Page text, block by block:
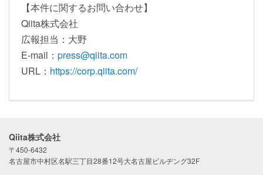
【本件に関するお問い合わせ】
Qiita株式会社
広報担当：大野
E-mail： press@qiita.com
URL： https://corp.qiita.com/
Qiita株式会社
〒450-6432
名古屋市中村区名駅三丁目28番12号大名古屋ビルヂング32F